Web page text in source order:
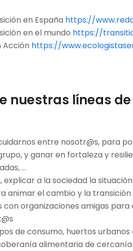
en España https://
en el mundo https://
Acción https://
nuestras líneas
entre nosotr@s, para
y ganar en fortaleza y
…
explicar a la sociedad la
animar el cambio y la transición
con organizaciones amigas para
de consumo, huertos urbanos
alimentaria de